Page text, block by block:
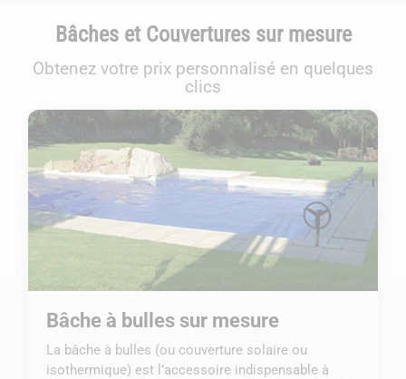
Bâches et Couvertures sur mesure
Obtenez votre prix personnalisé en quelques
clics
Bâche à bulles sur mesure
La bâche à bulles (ou couverture solaire ou
isothermique) est l’accessoire indispensable à